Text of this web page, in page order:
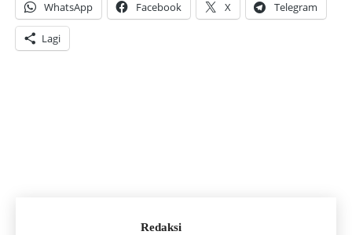
WhatsApp Facebook X Telegram
Lagi
Redaksi